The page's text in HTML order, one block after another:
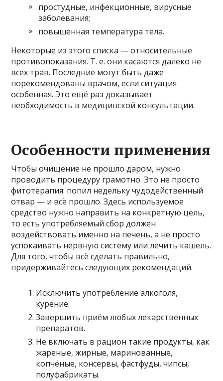
простудные, инфекционные, вирусные
заболевания;
повышенная температура тела.
Некоторые из этого списка — относительные
противопоказания. Т. е. они касаются далеко не
всех трав. Последние могут быть даже
порекомендованы врачом, если ситуация
особенная. Это ещё раз доказывает
необходимость в медицинской консультации.
Особенности применения
Чтобы очищение не прошло даром, нужно
проводить процедуру грамотно. Это не просто
фитотерапия: попил недельку чудодейственный
отвар — и всё прошло. Здесь используемое
средство нужно направить на конкретную цель,
то есть употребляемый сбор должен
воздействовать именно на печень, а не просто
успокаивать нервную систему или лечить кашель.
Для того, чтобы всё сделать правильно,
придерживайтесь следующих рекомендаций.
Исключить употребление алкоголя,
курение.
Завершить приём любых лекарственных
препаратов.
Не включать в рацион такие продукты, как
жареные, жирные, маринованные,
копчёные, консервы, фастфуды, чипсы,
полуфабрикаты.